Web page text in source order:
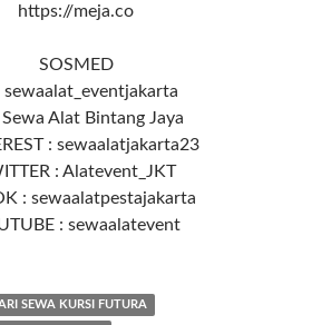
https://meja.co
SOSMED
sewaalat_eventjakarta
Sewa Alat Bintang Jaya
: sewaalatjakarta23
: Alatevent_JKT
: sewaalatpestajakarta
: sewaalatevent
SEWA KURSI FUTURA